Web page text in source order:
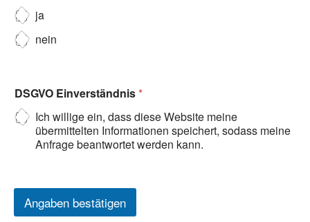
ja
nein
DSGVO Einverständnis*
Ich willige ein, dass diese Website meine
übermittelten Informationen speichert, sodass meine
Anfrage beantwortet werden kann.
Angaben bestätigen